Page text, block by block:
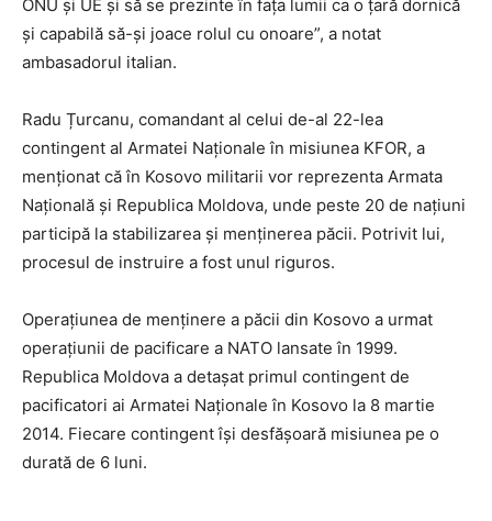
ONU și UE și să se prezinte în fața lumii ca o țară dornică
și capabilă să-și joace rolul cu onoare”, a notat
ambasadorul italian.
Radu Țurcanu, comandant al celui de-al 22-lea
contingent al Armatei Naționale în misiunea KFOR, a
menționat că în Kosovo militarii vor reprezenta Armata
Națională și Republica Moldova, unde peste 20 de națiuni
participă la stabilizarea și menținerea păcii. Potrivit lui,
procesul de instruire a fost unul riguros.
Operațiunea de menținere a păcii din Kosovo a urmat
operațiunii de pacificare a NATO lansate în 1999.
Republica Moldova a detașat primul contingent de
pacificatori ai Armatei Naționale în Kosovo la 8 martie
2014. Fiecare contingent își desfășoară misiunea pe o
durată de 6 luni.